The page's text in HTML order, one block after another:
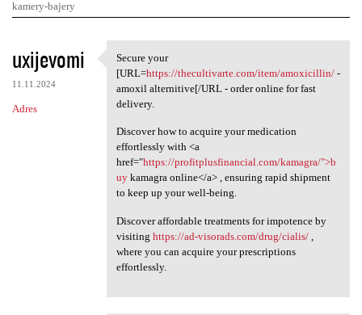
kamery-bajery
K
o
m
e
uxijevomi
11.11.2024
Adres
Secure your [URL=https:/
Secure your
[URL=https://thecultivarte.com/item/amoxicillin/-
amoxil alternitive[/URL - order online for fast
delivery.
Discover how to acquire your medication
effortlessly with <a
href="https://profitplusfinancial.com/kamagra/">b
uykamagra online</a> , ensuring rapid shipment
to keep up your well-being.
Discover affordable treatments for impotence by
visiting https://ad-visorads.com/drug/cialis/,
where you can acquire your prescriptions
effortlessly.